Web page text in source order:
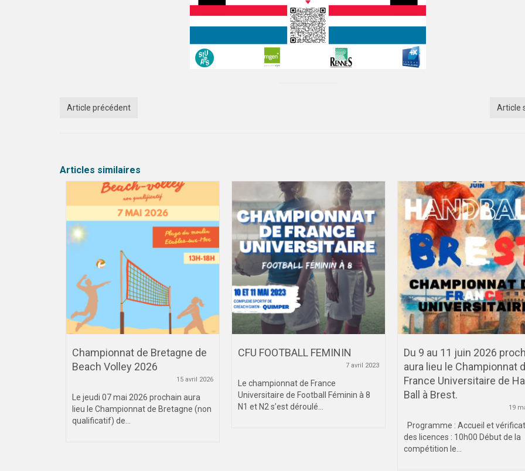
Article précédent Article
Articles similaires
Championnat de Bretagne de
Beach Volley 2026
15 avril 2026
Le jeudi 07 mai 2026 prochain aura
lieu le Championnat de Bretagne (non
qualificatif) de...
CFU FOOTBALL FEMININ
7 avril 2023
Le championnat de France
Universitaire de Football Féminin à 8
N1 et N2 s’est déroulé...
Du 9 au 11 juin 2026
aura lieu le Championnat
France Universitaire de
Ball à Brest.
19
Programme : Accueil et
des licences : 10h00 Début de la
compétition le...